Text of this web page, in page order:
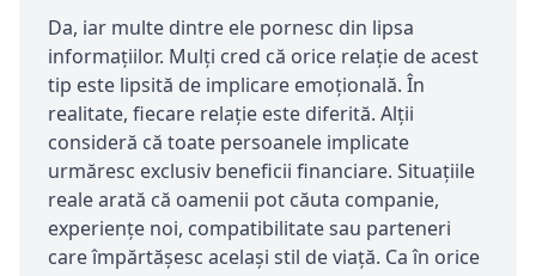
Da, iar multe dintre ele pornesc din lipsa
informațiilor. Mulți cred că orice relație de acest
tip este lipsită de implicare emoțională. În
realitate, fiecare relație este diferită. Alții
consideră că toate persoanele implicate
urmăresc exclusiv beneficii financiare. Situațiile
reale arată că oamenii pot căuta companie,
experiențe noi, compatibilitate sau parteneri
care împărtășesc același stil de viață. Ca în orice